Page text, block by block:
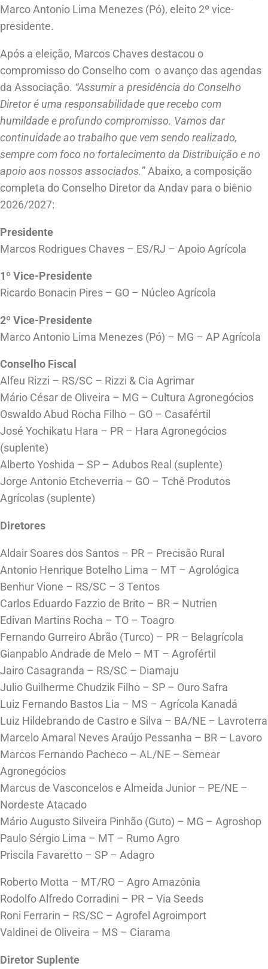
Marco Antonio Lima Menezes (Pó), eleito 2º vice-
presidente.
Após a eleição, Marcos Chaves destacou o
compromisso do Conselho com o avanço das agendas
da Associação. “Assumir a presidência do Conselho
Diretor é uma responsabilidade que recebo com
humildade e profundo compromisso. Vamos dar
continuidade ao trabalho que vem sendo realizado,
sempre com foco no fortalecimento da Distribuição e no
apoio aos nossos associados.” Abaixo, a composição
completa do Conselho Diretor da Andav para o biênio
2026/2027:
Presidente
Marcos Rodrigues Chaves – ES/RJ – Apoio Agrícola
1º Vice-Presidente
Ricardo Bonacin Pires – GO – Núcleo Agrícola
2º Vice-Presidente
Marco Antonio Lima Menezes (Pó) – MG – AP Agrícola
Conselho Fiscal
Alfeu Rizzi – RS/SC – Rizzi & Cia Agrimar
Mário César de Oliveira – MG – Cultura Agronegócios
Oswaldo Abud Rocha Filho – GO – Casafértil
José Yochikatu Hara – PR – Hara Agronegócios
(suplente)
Alberto Yoshida – SP – Adubos Real (suplente)
Jorge Antonio Etcheverria – GO – Tchê Produtos
Agrícolas (suplente)
Diretores
Aldair Soares dos Santos – PR – Precisão Rural
Antonio Henrique Botelho Lima – MT – Agrológica
Benhur Vione – RS/SC – 3 Tentos
Carlos Eduardo Fazzio de Brito – BR – Nutrien
Edivan Martins Rocha – TO – Toagro
Fernando Gurreiro Abrão (Turco) – PR – Belagrícola
Gianpablo Andrade de Melo – MT – Agrofértil
Jairo Casagranda – RS/SC – Diamaju
Julio Guilherme Chudzik Filho – SP – Ouro Safra
Luiz Fernando Bastos Lia – MS – Agrícola Kanadá
Luiz Hildebrando de Castro e Silva – BA/NE – Lavroterra
Marcelo Amaral Neves Araújo Pessanha – BR – Lavoro
Marcos Fernando Pacheco – AL/NE – Semear
Agronegócios
Marcus de Vasconcelos e Almeida Junior – PE/NE –
Nordeste Atacado
Mário Augusto Silveira Pinhão (Guto) – MG – Agroshop
Paulo Sérgio Lima – MT – Rumo Agro
Priscila Favaretto – SP – Adagro
Roberto Motta – MT/RO – Agro Amazônia
Rodolfo Alfredo Corradini – PR – Via Seeds
Roni Ferrarin – RS/SC – Agrofel Agroimport
Valdinei de Oliveira – MS – Ciarama
Diretor Suplente